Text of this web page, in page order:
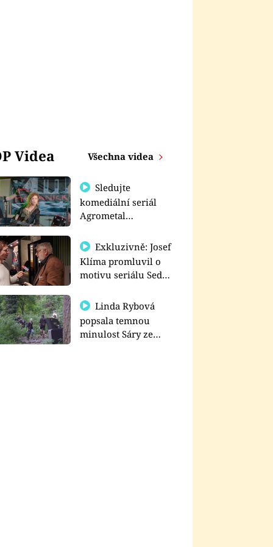
Videa Všechna videa
Sledujte
komediální seriál
Agrometal
prima+
Exkluzivně: Josef
Klíma promluvil o
motivu seriálu Sedm
Linda Rybová
popsala temnou
minulost Sáry ze